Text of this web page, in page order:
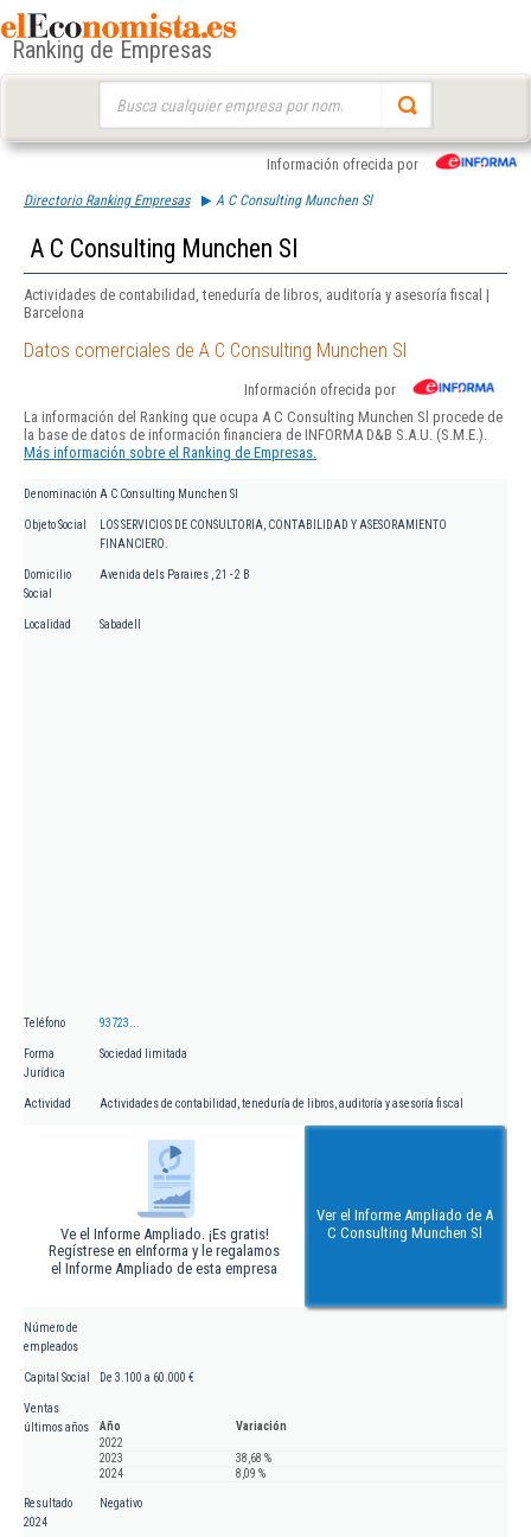
Ranking de Empresas
Información ofrecida por
Directorio Ranking Empresas A C Consulting Munchen Sl
A C Consulting Munchen Sl
Actividades de contabilidad, teneduría de libros, auditoría y asesoría fiscal |
Barcelona
Datos comerciales de A C Consulting Munchen Sl
Información ofrecida por
La información del Ranking que ocupa A C Consulting Munchen Sl procede de
la base de datos de información financiera de INFORMA D&B S.A.U. (S.M.E.).
Más información sobre el Ranking de Empresas.
Denominación A C Consulting Munchen Sl
Objeto Social
LOS SERVICIOS DE CONSULTORIA, CONTABILIDAD Y ASESORAMIENTO
FINANCIERO.
Domicilio
Social
Avenida dels Paraires , 21 - 2 B
Localidad Sabadell
Teléfono 93723...
Forma
Jurídica
Sociedad limitada
Actividad Actividades de contabilidad, teneduría de libros, auditoría y asesoría fiscal
Ve el Informe Ampliado. ¡Es gratis!
Regístrese en eInforma y le regalamos
el Informe Ampliado de esta empresa
Ver el Informe Ampliado de A
C Consulting Munchen Sl
Número de
empleados
Capital Social De 3.100 a 60.000 €
Ventas
últimos años
Año
Variación
2022
2023
38,68 %
2024
8,09 %
Resultado
2024
Negativo